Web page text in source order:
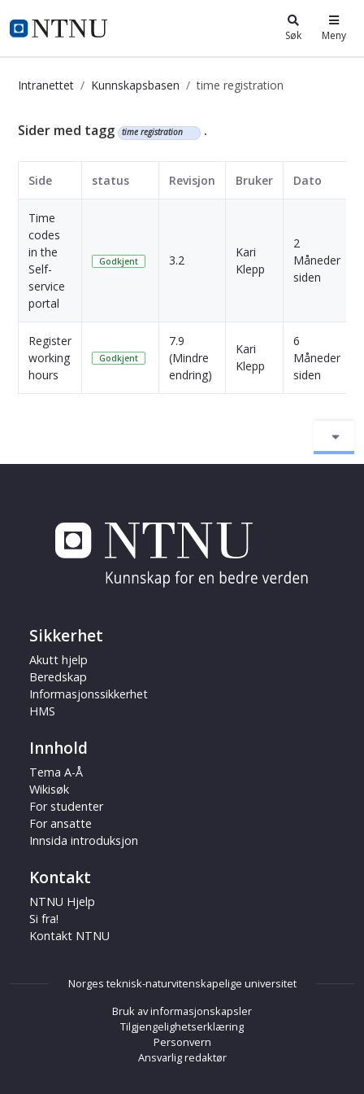
i.ntnu.no Søk Meny
Intranettet Kunnskapsbasen time registration
Kunnskapsbasen
Sider med tagg time registration .
Side status Revisjon Bruker Dato
Time
codes
in the
Self-
service
portal
Godkjent 3.2
Kari
Klepp
2
Måneder
siden
Register
working
hours
Godkjent
7.9
(Mindre
endring)
Kari
Klepp
6
Måneder
siden
Sikkerhet
Akutt hjelp
Beredskap
Informasjonssikkerhet
HMS
Innhold
Tema A-Å
Wikisøk
For studenter
For ansatte
Innsida introduksjon
Kontakt
NTNU Hjelp
Si fra!
Kontakt NTNU
Norges teknisk-naturvitenskapelige universitet
Bruk av informasjonskapsler
Tilgjengelighetserklæring
Personvern
Ansvarlig redaktør